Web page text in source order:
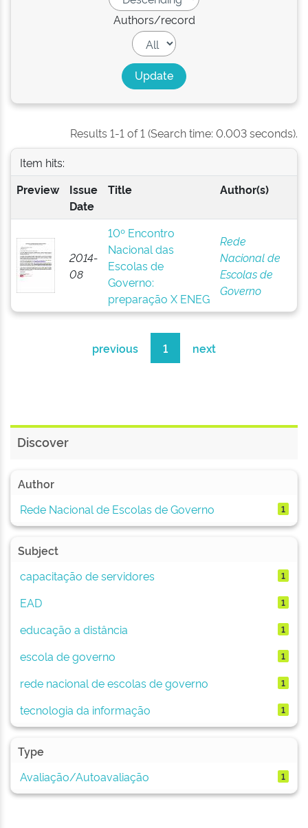
Authors/record
Results 1-1 of 1 (Search time: 0.003 seconds).
Item hits:
Preview
Issue
Date
Title Author(s)
2014-
08
10º Encontro
Nacional das
Escolas de
Governo:
preparação X ENEG
Rede
Nacional de
Escolas de
Governo
previous 1 next
Discover
Author
Rede Nacional de Escolas de Governo
1
Subject
capacitação de servidores
1
EAD 1
educação a distância 1
escola de governo 1
rede nacional de escolas de governo 1
tecnologia da informação 1
Type
Avaliação/Autoavaliação
1